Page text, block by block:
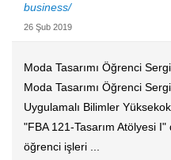
business/
26 Şub 2019
Moda Tasarımı Öğrenci
Moda Tasarımı Öğrenci
Uygulamalı Bilimler
"FBA 121-Tasarım Atölyesi
öğrenci işleri ...